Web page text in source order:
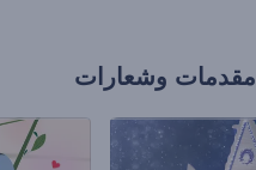
مقدمات وشعارات